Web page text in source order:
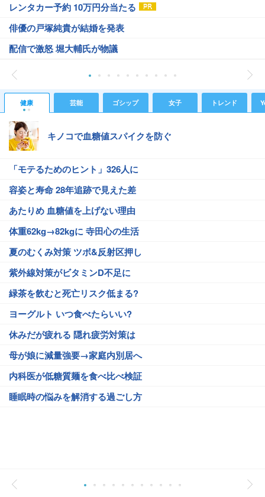
レンタカー予約 10万円分当たる
俳優の戸塚純貴が結婚を発表
配信で激怒 堀大輔氏が物議
健康 芸能 ゴシップ 女子 トレンド
キノコで血糖値スパイクを防ぐ
「モテるためのヒント」326人に
容姿と寿命 28年追跡で見えた差
あたりめ 血糖値を上げない理由
体重62kg→82kgに 寺田心の生活
夏のむくみ対策 ツボ&反射区押し
紫外線対策がビタミンD不足に
緑茶を飲むと死亡リスク低まる?
ヨーグルト いつ食べたらいい?
休みだが疲れる 隠れ疲労対策は
母が娘に減量強要→家庭内別居へ
内科医が低糖質麺を食べ比べ検証
睡眠時の悩みを解消する過ごし方